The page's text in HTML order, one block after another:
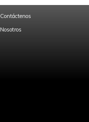
Contáctenos
Nosotros